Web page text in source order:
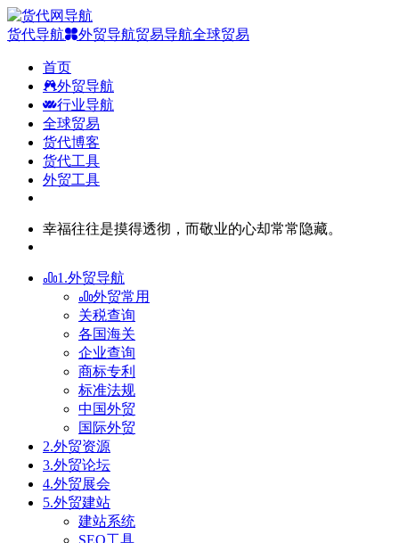
货代导航 外贸导航贸易导航全球贸易
首页
外贸导航
行业导航
全球贸易
货代博客
货代工具
外贸工具
幸福往往是摸得透彻，而敬业的心却常常隐藏。
1.外贸导航
外贸常用
关税查询
各国海关
企业查询
商标专利
标准法规
中国外贸
国际外贸
2.外贸资源
3.外贸论坛
4.外贸展会
5.外贸建站
建站系统
SEO工具